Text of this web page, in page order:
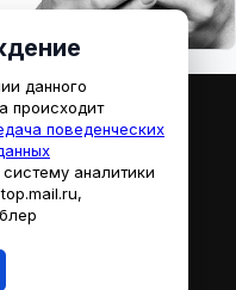
данного
происходит
поведенческих
аналитики